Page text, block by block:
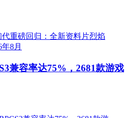
兼容率达75%，2681款游戏